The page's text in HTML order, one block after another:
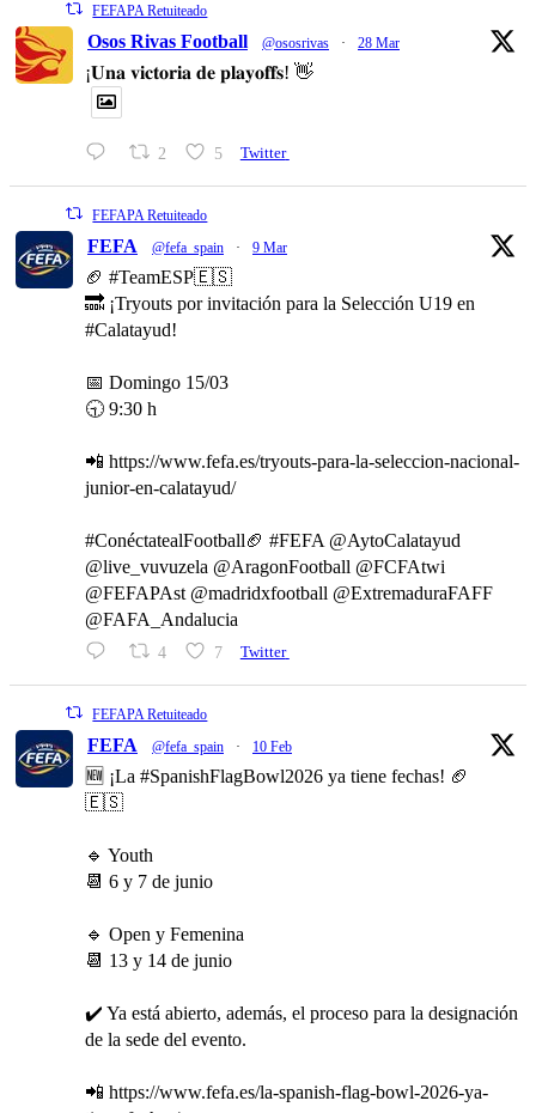
FEFAPA Retuiteado
Osos Rivas Football @ososrivas · 28 Mar
¡𝐔𝐧𝐚 𝐯𝐢𝐜𝐭𝐨𝐫𝐢𝐚 𝐝𝐞 𝐩𝐥𝐚𝐲𝐨𝐟𝐟𝐬! 👋
2 5 Twitter
FEFAPA Retuiteado
FEFA @fefa_spain · 9 Mar
🏈 #TeamESP🇪🇸
🔜 ¡Tryouts por invitación para la Selección U19 en
#Calatayud!
📅 Domingo 15/03
🕤 9:30 h
📲 https://www.fefa.es/tryouts-para-la-seleccion-nacional-
junior-en-calatayud/
#ConéctatealFootball🏈 #FEFA @AytoCalatayud
@live_vuvuzela @AragonFootball @FCFAtwi
@FEFAPAst @madridxfootball @ExtremaduraFAFF
@FAFA_Andalucia
4 7 Twitter
FEFAPA Retuiteado
FEFA @fefa_spain · 10 Feb
🆕 ¡La #SpanishFlagBowl2026 ya tiene fechas! 🏈
🇪🇸
🔹 Youth
📆 6 y 7 de junio
🔹 Open y Femenina
📆 13 y 14 de junio
✔️ Ya está abierto, además, el proceso para la designación
de la sede del evento.
📲 https://www.fefa.es/la-spanish-flag-bowl-2026-ya-